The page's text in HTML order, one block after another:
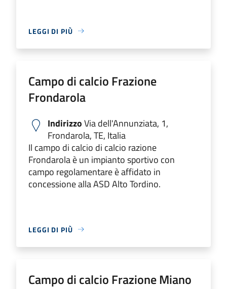
LEGGI DI PIÙ
Campo di calcio Frazione
Frondarola
IndirizzoVia dell'Annunziata, 1,
Frondarola, TE, Italia
Il campo di calcio di calcio razione
Frondarola è un impianto sportivo con
campo regolamentare è affidato in
concessione alla ASD Alto Tordino.
LEGGI DI PIÙ
Campo di calcio Frazione Miano